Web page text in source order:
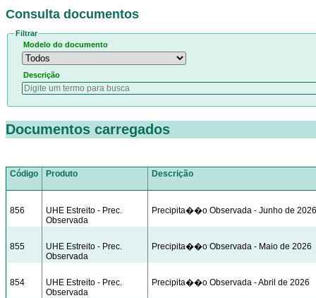
Consulta documentos
Filtrar
Modelo do documento
Descrição
Documentos carregados
Código Produto Descrição
856
UHE Estreito - Prec.
Observada
Precipita��o Observada - Junho de 2026
855
UHE Estreito - Prec.
Observada
Precipita��o Observada - Maio de 2026
854
UHE Estreito - Prec.
Observada
Precipita��o Observada - Abril de 2026